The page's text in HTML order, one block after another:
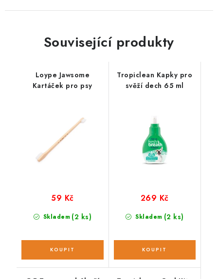
Související produkty
Loype Jawsome
Kartáček pro psy
Skladem (2 ks)
59 Kč
Tropiclean Kapky pro
svěží dech 65 ml
Skladem (2 ks)
269 Kč